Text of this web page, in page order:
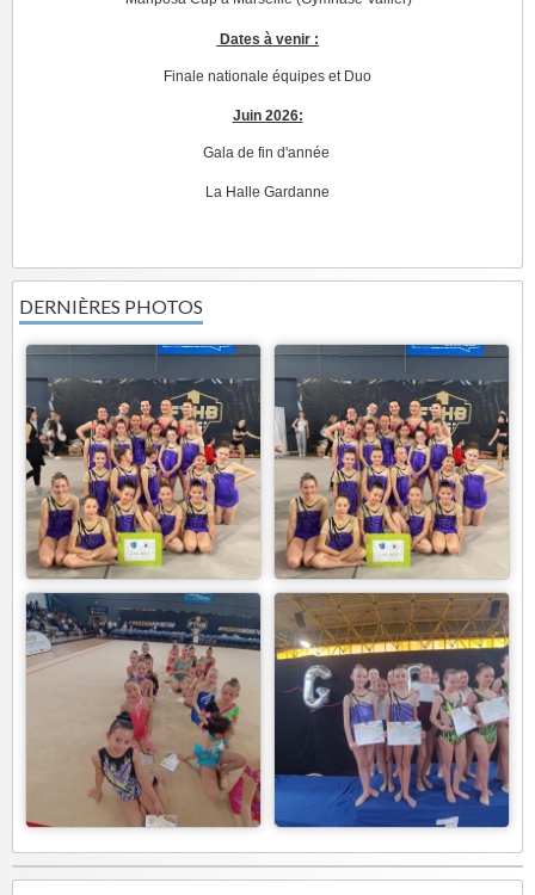
Dates à venir :
Finale nationale équipes et Duo
Juin 2026:
Gala de fin d'année
La Halle Gardanne
DERNIÈRES PHOTOS